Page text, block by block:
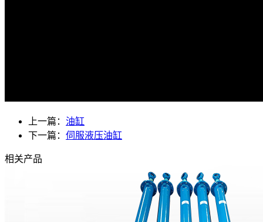
上一篇： 油缸
下一篇： 伺服液压油缸
相关产品